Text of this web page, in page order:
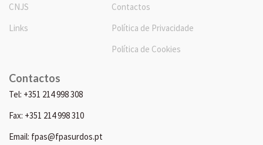
CNJS
Links
Contactos
Política de Privacidade
Política de Cookies
Contactos
Tel: +351 214 998 308
Fax: +351 214 998 310
Email: fpas@fpasurdos.pt